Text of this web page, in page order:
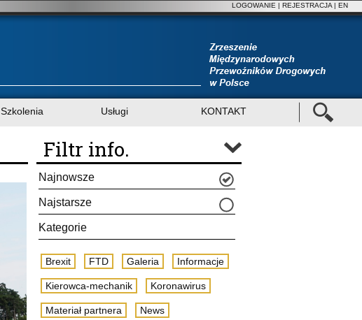
LOGOWANIE | REJESTRACJA | EN
Szkolenia Usługi KONTAKT
Filtr info.
Najnowsze
Najstarsze
Kategorie
Brexit FTD Galeria Informacje
Kierowca-mechanik Koronawirus
Materiał partnera News